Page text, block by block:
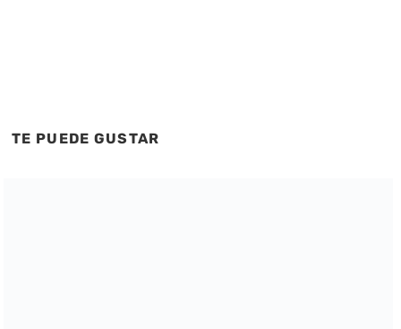
TE PUEDE GUSTAR